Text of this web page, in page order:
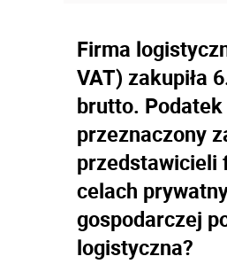
Firma
VAT) zakupiła
brutto. Podatek
przeznaczony
przedstawicieli
celach
gospodarczej
logistyczna?